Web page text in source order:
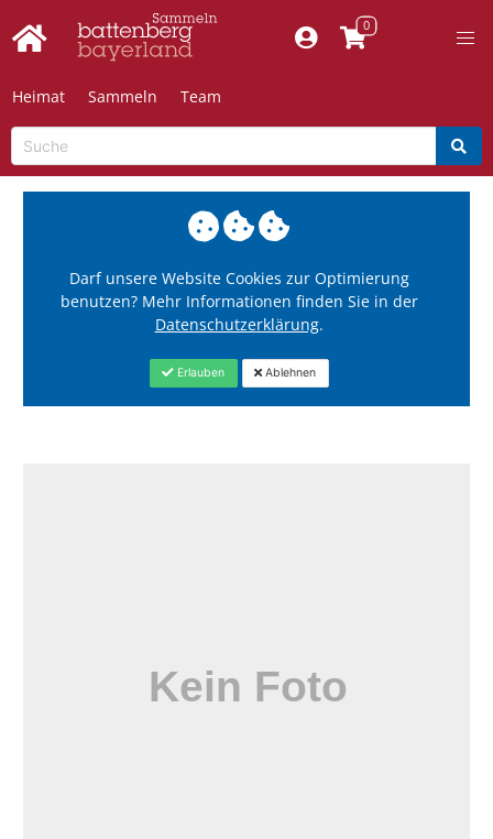
Heimat Sammeln Team
Darf unsere Website Cookies zur Optimierung
benutzen? Mehr Informationen finden Sie in der
Datenschutzerklärung.
Erlauben Ablehnen